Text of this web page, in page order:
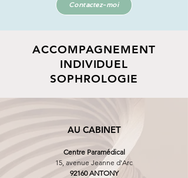
Contactez-moi
ACCOMPAGNEMENT
INDIVIDUEL
SOPHROLOGIE
AU CABINET
Centre Paramédical
15, avenue Jeanne d'Arc
92160 ANTONY